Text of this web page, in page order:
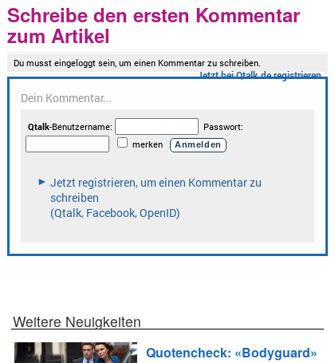
Schreibe den ersten Kommentar
zum Artikel
Weitere Neuigkeiten
Quotencheck: «Bodyguard»